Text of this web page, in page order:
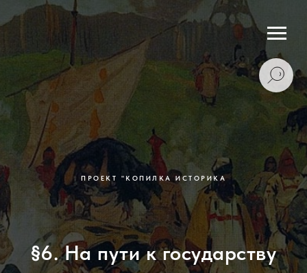
ПРОЕКТ "КОПИЛКА ИСТОРИКА
§6. На пути к государству